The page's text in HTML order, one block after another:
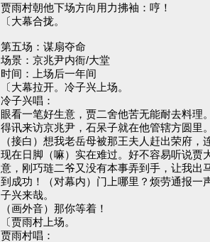
贾雨村朝他下场方向用力拂袖：哼！
〔大幕合拢。
第五场：谋扇夺命
场景：京兆尹内衙/大堂
时间：上场后一年间
〔大幕拉开。冷子兴上场。
冷子兴唱：
眼看一笔好生意，贾二舍他苦无能耐去料理
得讯来访京兆尹，石呆子就在他管辖方圆里
（接白）想我老岳母被那王夫人赶出荣府
现在日脚（嘛）实在难过。好不容易听说贾
意，刚巧琏二爷又没有本事弄到手，让我出
到成功！（对幕内）门上哪里？烦劳通报一
子兴来哉。
（画外音）那你等着！
〔贾雨村上场。
贾雨村唱：